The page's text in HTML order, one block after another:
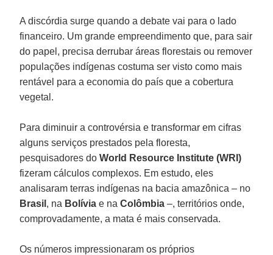
A discórdia surge quando a debate vai para o lado
financeiro. Um grande empreendimento que, para sair
do papel, precisa derrubar áreas florestais ou remover
populações indígenas costuma ser visto como mais
rentável para a economia do país que a cobertura
vegetal.
Para diminuir a controvérsia e transformar em cifras
alguns serviços prestados pela floresta,
pesquisadores doWorld Resource Institute (WRI)
fizeram cálculos complexos. Em estudo, eles
analisaram terras indígenas na bacia amazônica – no
Brasil , na Bolívia e naColômbia –, territórios onde,
comprovadamente, a mata é mais conservada.
Os números impressionaram os próprios